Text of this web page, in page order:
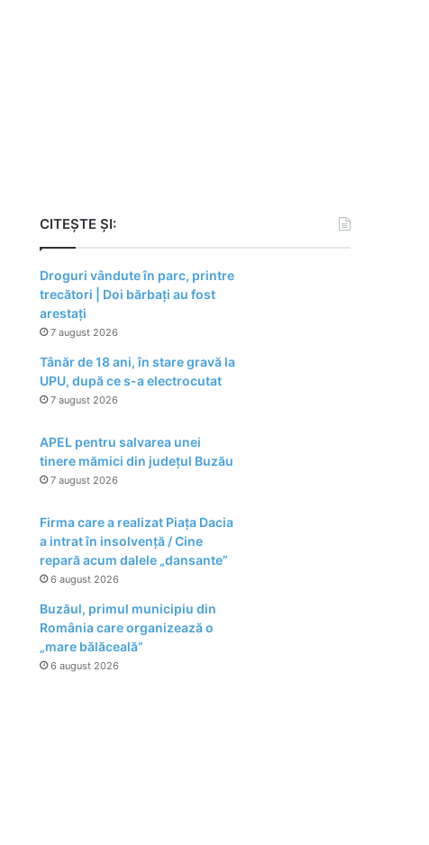
CITEȘTE ȘI:
Droguri vândute în parc, printre
trecători | Doi bărbați au fost
arestați
7 august 2026
Tânăr de 18 ani, în stare gravă la
UPU, după ce s-a electrocutat
7 august 2026
APEL pentru salvarea unei
tinere mămici din județul Buzău
7 august 2026
Firma care a realizat Piața Dacia
a intrat în insolvență / Cine
repară acum dalele „dansante”
6 august 2026
Buzăul, primul municipiu din
România care organizează o
„mare bălăceală”
6 august 2026